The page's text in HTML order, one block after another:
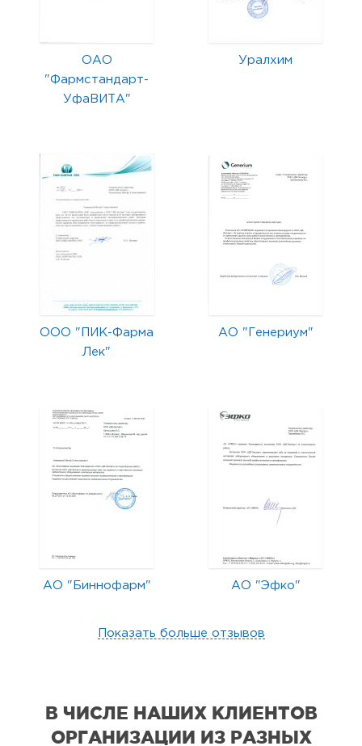
ОАО
"Фармстандарт-
УфаВИТА"
Уралхим
ООО "ПИК-Фарма
Лек"
АО "Генериум"
АО "Биннофарм" АО "Эфко"
Показать больше отзывов
В ЧИСЛЕ НАШИХ КЛИЕНТОВ
ОРГАНИЗАЦИИ ИЗ РАЗНЫХ